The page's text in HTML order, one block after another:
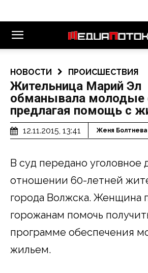
НОВОСТИ ПРОИСШЕСТВИЯ
Жительница Марий Эл
обманывала молодые
предлагая помощь с
12.11.2015, 13:41 Женя Болтнева
В суд передано уголовное
отношении 60-летней
города Волжска. Женщина
горожанам помочь
программе обеспечения
жильем.